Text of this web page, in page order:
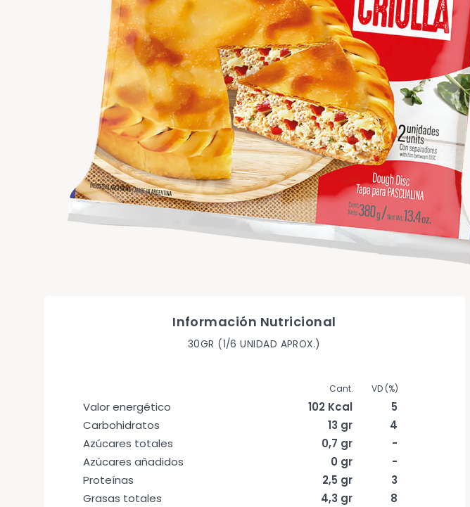
Información Nutricional
30GR (1/6 UNIDAD APROX.)
Valor energético 5
102 Kcal
Carbohidratos
4
13 gr
Azúcares totales
-
0,7 gr
Azúcares añadidos
-
0 gr
Proteínas
3
2,5 gr
Grasas totales
8
4,3 gr